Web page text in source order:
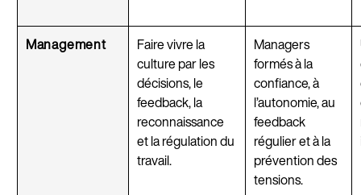
Management
Faire vivre la
culture par les
décisions, le
feedback, la
reconnaissance
et la régulation du
travail.
Managers
formés à la
confiance, à
l’autonomie, au
feedback
régulier et à la
prévention des
tensions.